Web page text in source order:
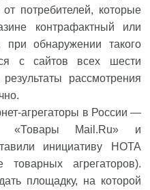
потребителей, которые
контрафактный или
при обнаружении такого
с сайтов всех шести
рассмотрения
агрегаторы в России —
«Товары Mail.Ru» и
инициативу НОТА
товарных агрегаторов).
площадку, на которой